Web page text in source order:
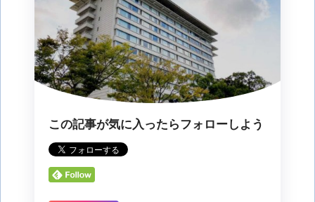
この記事が気に入ったらフォローしよう